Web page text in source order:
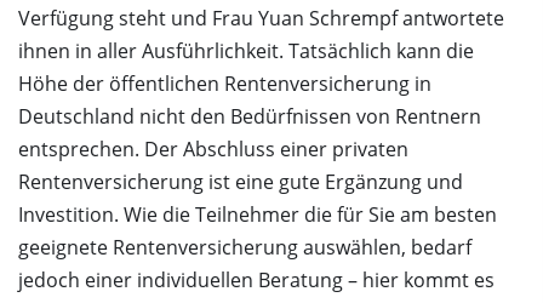
Verfügung steht und Frau Yuan Schrempf antwortete
ihnen in aller Ausführlichkeit. Tatsächlich kann die
Höhe der öffentlichen Rentenversicherung in
Deutschland nicht den Bedürfnissen von Rentnern
entsprechen. Der Abschluss einer privaten
Rentenversicherung ist eine gute Ergänzung und
Investition. Wie die Teilnehmer die für Sie am besten
geeignete Rentenversicherung auswählen, bedarf
jedoch einer individuellen Beratung – hier kommt es